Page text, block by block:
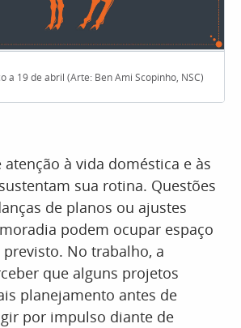
a 19 de abril (Arte: Ben Ami Scopinho, NSC)
atenção à vida doméstica e às
sua rotina. Questões
de planos ou ajustes
podem ocupar espaço
No trabalho, a
que alguns projetos
planejamento antes de
por impulso diante de